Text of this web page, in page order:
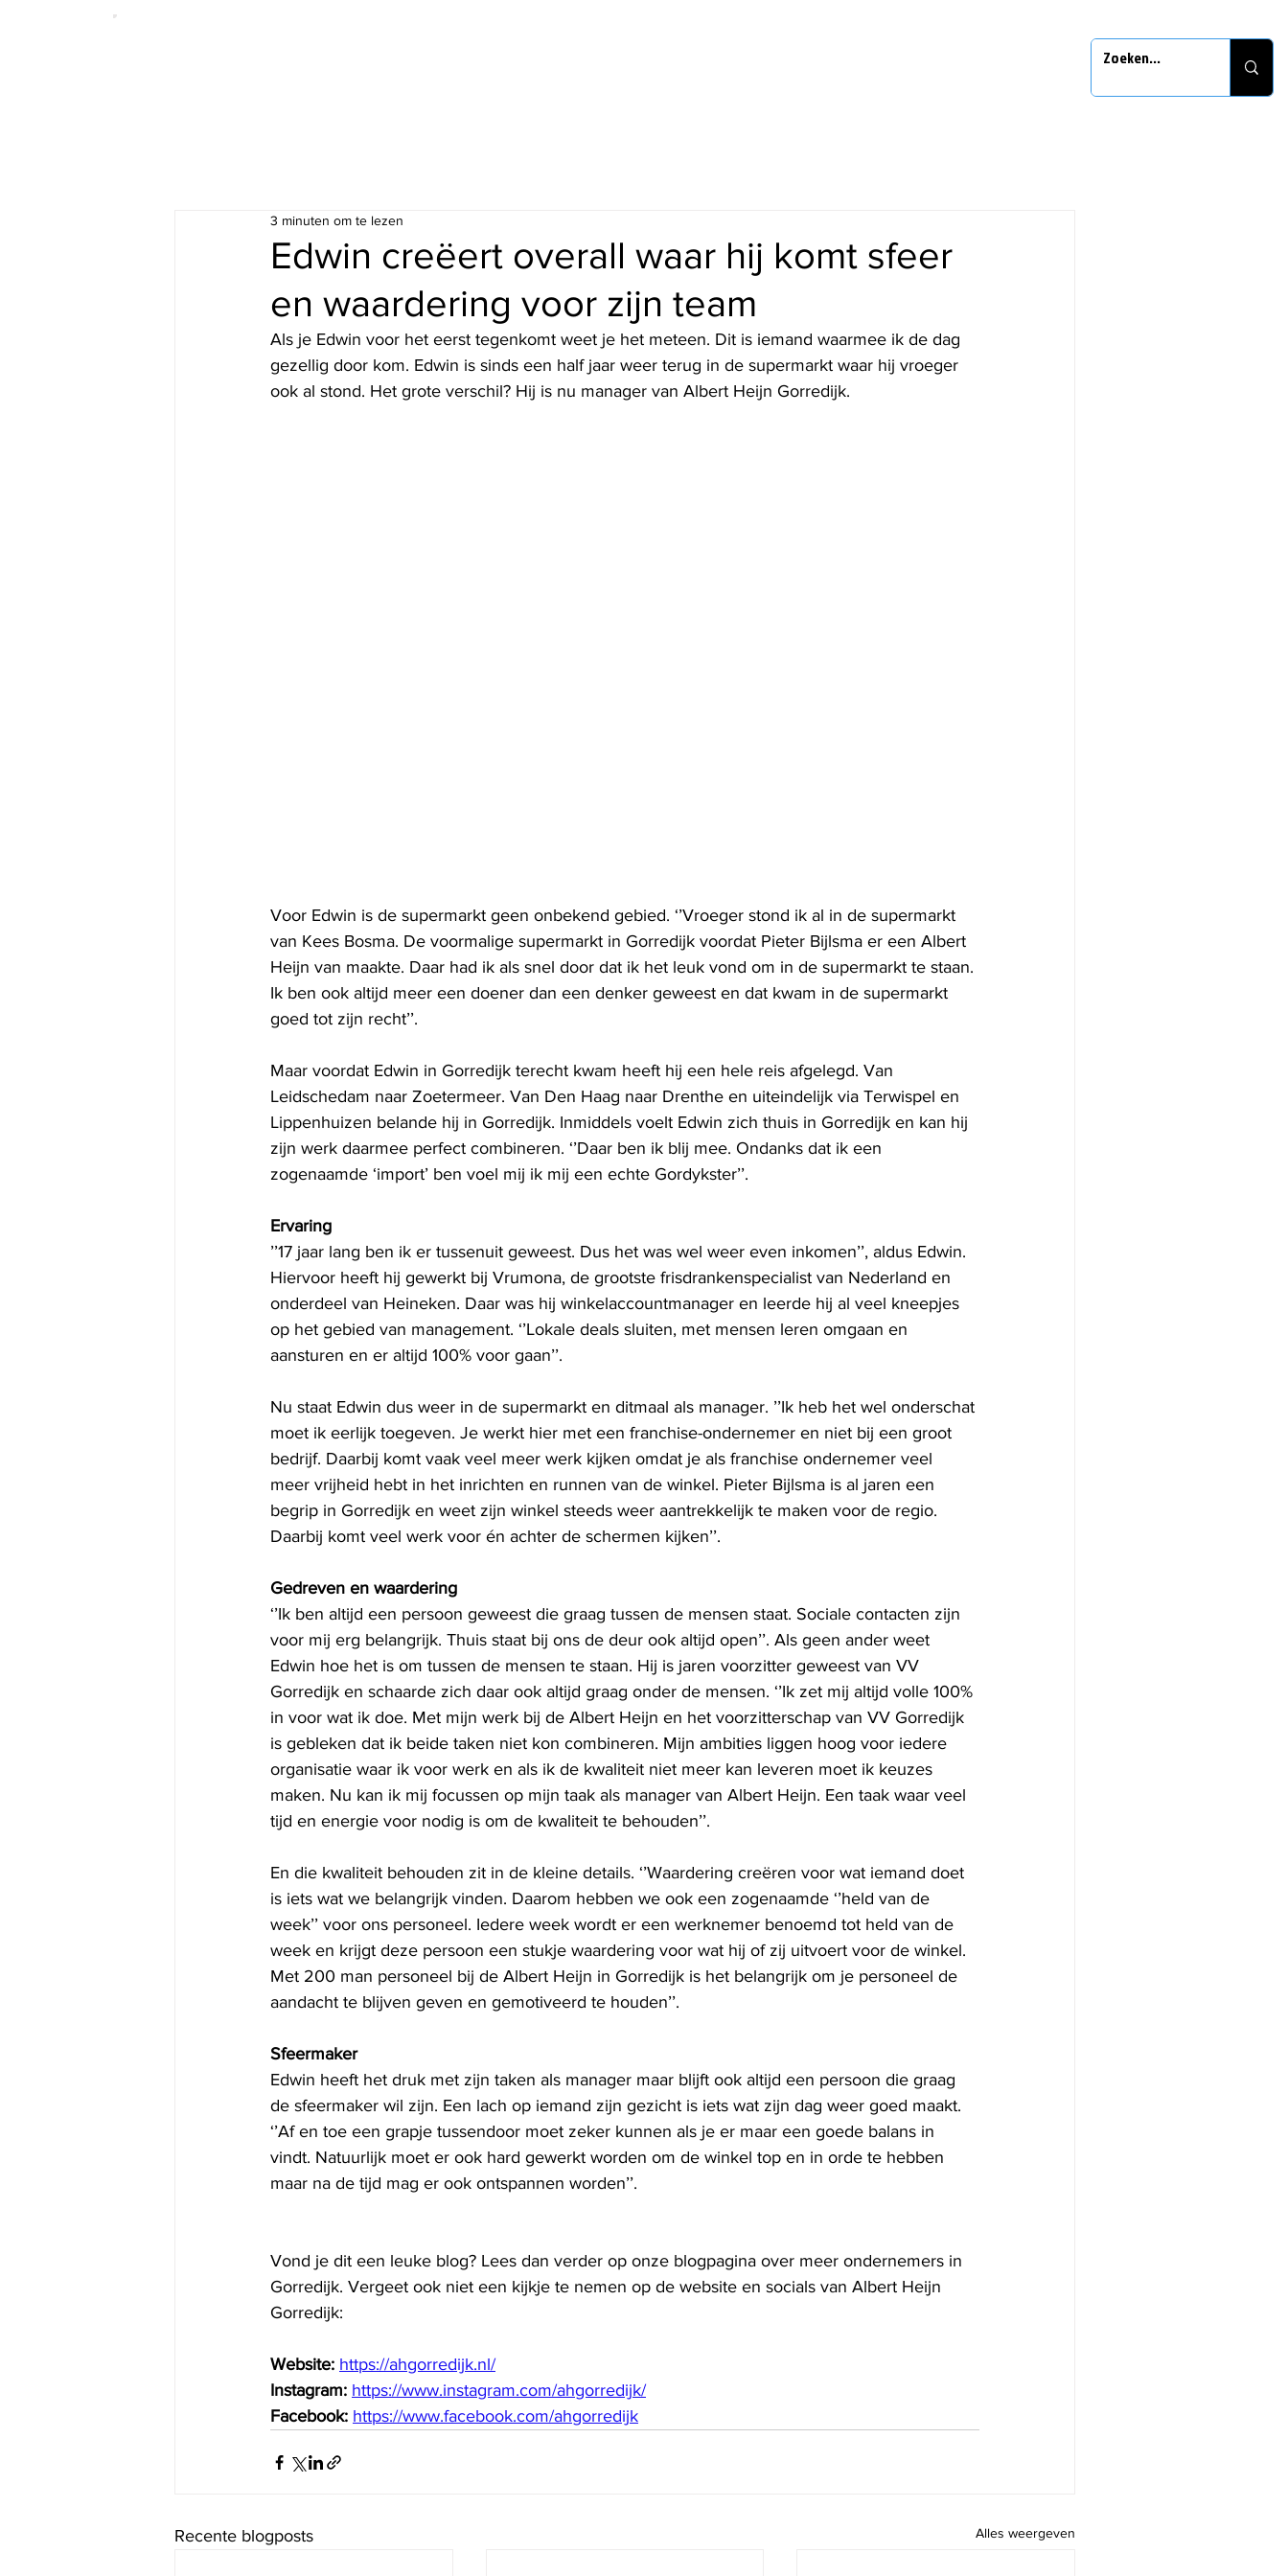
Edwin creëert overall waar hij komt sfeer
en waardering voor zijn team
3 minuten om te lezen
Als je Edwin voor het eerst tegenkomt weet je het meteen. Dit is iemand waarmee ik de dag
gezellig door kom. Edwin is sinds een half jaar weer terug in de supermarkt waar hij vroeger
ook al stond. Het grote verschil? Hij is nu manager van Albert Heijn Gorredijk.
Voor Edwin is de supermarkt geen onbekend gebied. ‘’Vroeger stond ik al in de supermarkt
van Kees Bosma. De voormalige supermarkt in Gorredijk voordat Pieter Bijlsma er een Albert
Heijn van maakte. Daar had ik als snel door dat ik het leuk vond om in de supermarkt te staan.
Ik ben ook altijd meer een doener dan een denker geweest en dat kwam in de supermarkt
goed tot zijn recht’’.
Maar voordat Edwin in Gorredijk terecht kwam heeft hij een hele reis afgelegd. Van
Leidschedam naar Zoetermeer. Van Den Haag naar Drenthe en uiteindelijk via Terwispel en
Lippenhuizen belande hij in Gorredijk. Inmiddels voelt Edwin zich thuis in Gorredijk en kan hij
zijn werk daarmee perfect combineren. ‘’Daar ben ik blij mee. Ondanks dat ik een
zogenaamde ‘import’ ben voel mij ik mij een echte Gordykster’’.
Ervaring
’’17 jaar lang ben ik er tussenuit geweest. Dus het was wel weer even inkomen’’, aldus Edwin.
Hiervoor heeft hij gewerkt bij Vrumona, de grootste frisdrankenspecialist van Nederland en
onderdeel van Heineken. Daar was hij winkelaccountmanager en leerde hij al veel kneepjes
op het gebied van management. ‘’Lokale deals sluiten, met mensen leren omgaan en
aansturen en er altijd 100% voor gaan’’.
Nu staat Edwin dus weer in de supermarkt en ditmaal als manager. ’’Ik heb het wel onderschat
moet ik eerlijk toegeven. Je werkt hier met een franchise-ondernemer en niet bij een groot
bedrijf. Daarbij komt vaak veel meer werk kijken omdat je als franchise ondernemer veel
meer vrijheid hebt in het inrichten en runnen van de winkel. Pieter Bijlsma is al jaren een
begrip in Gorredijk en weet zijn winkel steeds weer aantrekkelijk te maken voor de regio.
Daarbij komt veel werk voor én achter de schermen kijken’’.
Gedreven en waardering
‘’Ik ben altijd een persoon geweest die graag tussen de mensen staat. Sociale contacten zijn
voor mij erg belangrijk. Thuis staat bij ons de deur ook altijd open’’. Als geen ander weet
Edwin hoe het is om tussen de mensen te staan. Hij is jaren voorzitter geweest van VV
Gorredijk en schaarde zich daar ook altijd graag onder de mensen. ‘’Ik zet mij altijd volle 100%
in voor wat ik doe. Met mijn werk bij de Albert Heijn en het voorzitterschap van VV Gorredijk
is gebleken dat ik beide taken niet kon combineren. Mijn ambities liggen hoog voor iedere
organisatie waar ik voor werk en als ik de kwaliteit niet meer kan leveren moet ik keuzes
maken. Nu kan ik mij focussen op mijn taak als manager van Albert Heijn. Een taak waar veel
tijd en energie voor nodig is om de kwaliteit te behouden’’.
En die kwaliteit behouden zit in de kleine details. ‘’Waardering creëren voor wat iemand doet
is iets wat we belangrijk vinden. Daarom hebben we ook een zogenaamde ‘’held van de
week’’ voor ons personeel. Iedere week wordt er een werknemer benoemd tot held van de
week en krijgt deze persoon een stukje waardering voor wat hij of zij uitvoert voor de winkel.
Met 200 man personeel bij de Albert Heijn in Gorredijk is het belangrijk om je personeel de
aandacht te blijven geven en gemotiveerd te houden’’.
Sfeermaker
Edwin heeft het druk met zijn taken als manager maar blijft ook altijd een persoon die graag
de sfeermaker wil zijn. Een lach op iemand zijn gezicht is iets wat zijn dag weer goed maakt.
‘’Af en toe een grapje tussendoor moet zeker kunnen als je er maar een goede balans in
vindt. Natuurlijk moet er ook hard gewerkt worden om de winkel top en in orde te hebben
maar na de tijd mag er ook ontspannen worden’’.
Vond je dit een leuke blog? Lees dan verder op onze blogpagina over meer ondernemers in
Gorredijk. Vergeet ook niet een kijkje te nemen op de website en socials van Albert Heijn
Gorredijk:
Website: https://ahgorredijk.nl/
Instagram: https://www.instagram.com/ahgorredijk/
Facebook: https://www.facebook.com/ahgorredijk
Recente blogposts Alles weergeven